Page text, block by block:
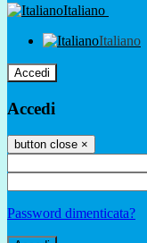
Italiano
Italiano
Accedi
Accedi
button close ×
Password dimenticata?